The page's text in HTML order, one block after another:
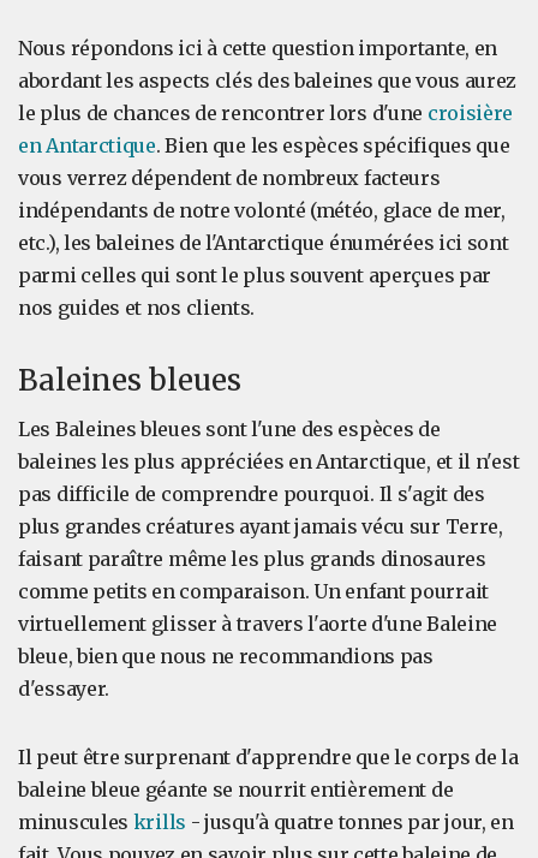
Nous répondons ici à cette question importante, en
abordant les aspects clés des baleines que vous aurez
le plus de chances de rencontrer lors d'une croisière
en Antarctique. Bien que les espèces spécifiques que
vous verrez dépendent de nombreux facteurs
indépendants de notre volonté (météo, glace de mer,
etc.), les baleines de l'Antarctique énumérées ici sont
parmi celles qui sont le plus souvent aperçues par
nos guides et nos clients.
Baleines bleues
Les Baleines bleues sont l'une des espèces de
baleines les plus appréciées en Antarctique, et il n'est
pas difficile de comprendre pourquoi. Il s'agit des
plus grandes créatures ayant jamais vécu sur Terre,
faisant paraître même les plus grands dinosaures
comme petits en comparaison. Un enfant pourrait
virtuellement glisser à travers l'aorte d'une Baleine
bleue, bien que nous ne recommandions pas
d'essayer.
Il peut être surprenant d'apprendre que le corps de la
baleine bleue géante se nourrit entièrement de
minuscules krills - jusqu'à quatre tonnes par jour, en